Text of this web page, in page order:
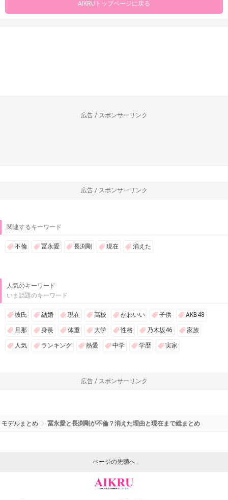
AIKRUトップページに戻る
広告 / スポンサーリンク
広告 / スポンサーリンク
関連するキーワード
不倫 冨永愛 長渕剛 現在 消えた
人気のキーワード
いま話題のキーワード
彼氏 結婚 現在 高校 かわいい 子供 AKB48
旦那 身長 体重 大学 性格 乃木坂46 家族
人気 ランキング 熱愛 中学 学歴 実家
広告 / スポンサーリンク
モデルまとめ 冨永愛と長渕剛が不倫？消えた理由と現在まで総まとめ
ページの先頭へ